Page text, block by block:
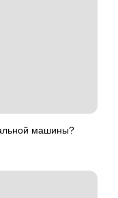
машины?